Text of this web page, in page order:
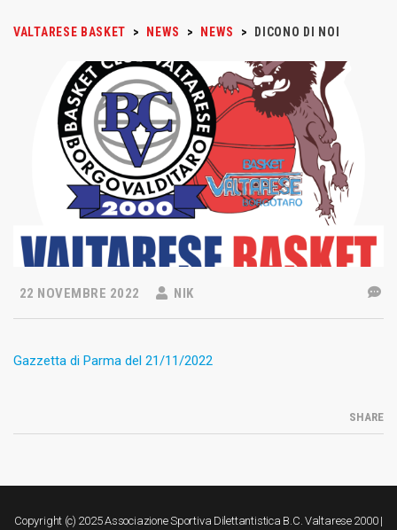
VALTARESE BASKET > NEWS > NEWS > DICONO DI NOI
22 NOVEMBRE 2022 NIK
Gazzetta di Parma del 21/11/2022
SHARE
Copyright (c) 2025 Associazione Sportiva Dilettantistica B.C. Valtarese 2000 |